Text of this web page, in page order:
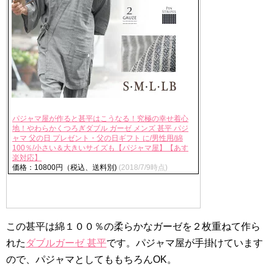
パジャマ屋が作ると甚平はこうなる！究極の幸せ着心
地！やわらかくつろぎダブル ガーゼ メンズ 甚平 パジ
ャマ 父の日 プレゼント・父の日ギフト に/男性用/綿
100％/小さい＆大きいサイズも【パジャマ屋】【あす
楽対応】
価格：10800円（税込、送料別) (2018/7/9時点)
この甚平は綿１００％の柔らかなガーゼを２枚重ねて作ら
れた ダブルガーゼ 甚平です。パジャマ屋が手掛けています
ので、パジャマとしてももちろんOK。